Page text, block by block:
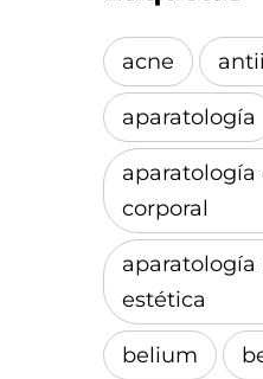
acne
aparatología
aparatología
corporal
aparatología
estética
belium